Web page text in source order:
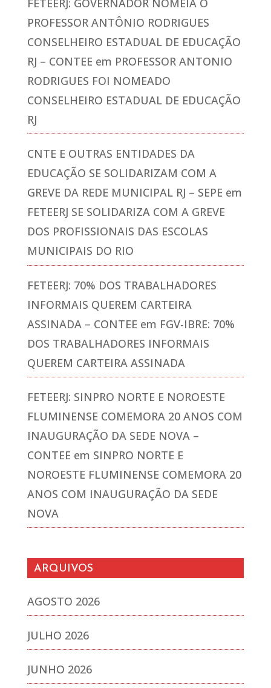
FETEERJ: GOVERNADOR NOMEIA O
PROFESSOR ANTÔNIO RODRIGUES
CONSELHEIRO ESTADUAL DE EDUCAÇÃO
RJ – CONTEE em PROFESSOR ANTONIO
RODRIGUES FOI NOMEADO
CONSELHEIRO ESTADUAL DE EDUCAÇÃO
RJ
CNTE E OUTRAS ENTIDADES DA
EDUCAÇÃO SE SOLIDARIZAM COM A
GREVE DA REDE MUNICIPAL RJ – SEPE em
FETEERJ SE SOLIDARIZA COM A GREVE
DOS PROFISSIONAIS DAS ESCOLAS
MUNICIPAIS DO RIO
FETEERJ: 70% DOS TRABALHADORES
INFORMAIS QUEREM CARTEIRA
ASSINADA – CONTEE em FGV-IBRE: 70%
DOS TRABALHADORES INFORMAIS
QUEREM CARTEIRA ASSINADA
FETEERJ: SINPRO NORTE E NOROESTE
FLUMINENSE COMEMORA 20 ANOS COM
INAUGURAÇÃO DA SEDE NOVA –
CONTEE em SINPRO NORTE E
NOROESTE FLUMINENSE COMEMORA 20
ANOS COM INAUGURAÇÃO DA SEDE
NOVA
ARQUIVOS
AGOSTO 2026
JULHO 2026
JUNHO 2026